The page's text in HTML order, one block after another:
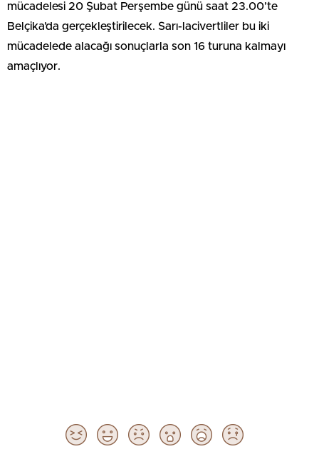
mücadelesi 20 Şubat Perşembe günü saat 23.00’te
Belçika’da gerçekleştirilecek. Sarı-lacivertliler bu iki
mücadelede alacağı sonuçlarla son 16 turuna kalmayı
amaçlıyor.